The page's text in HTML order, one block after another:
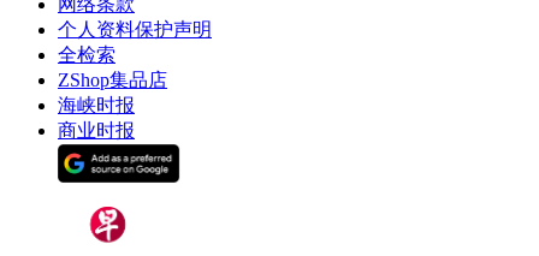
网络条款
个人资料保护声明
全检索
ZShop集品店
海峡时报
商业时报